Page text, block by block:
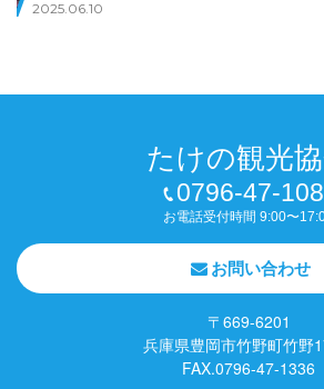
2025.06.10
たけの観光
0796-47-
お電話受付時間 9:00〜
お問い合わせ
〒669-6201
兵庫県豊岡市竹野町竹野
FAX.0796-47-1336